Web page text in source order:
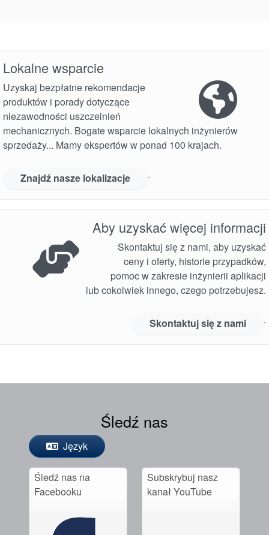
Lokalne wsparcie
Uzyskaj bezpłatne rekomendacje
produktów i porady dotyczące
niezawodności uszczelnień
mechanicznych. Bogate wsparcie lokalnych inżynierów
sprzedaży... Mamy ekspertów w ponad 100 krajach.
Znajdź nasze lokalizacje .
Aby uzyskać więcej informacji
Skontaktuj się z nami, aby uzyskać
ceny i oferty, historie przypadków,
pomoc w zakresie inżynierii aplikacji
lub cokolwiek innego, czego potrzebujesz.
Skontaktuj się z nami .
Śledź nas
Język
Śledź nas na
Facebooku
Subskrybuj nasz
kanał YouTube